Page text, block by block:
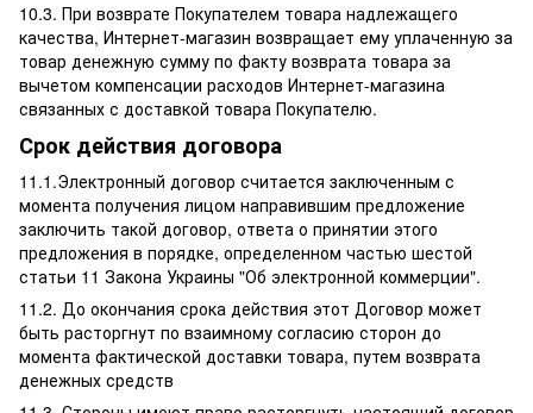
10.3. При возврате Покупателем товара надлежащего
качества, Интернет-магазин возвращает ему уплаченную за
товар денежную сумму по факту возврата товара за
вычетом компенсации расходов Интернет-магазина
связанных с доставкой товара Покупателю.
Срок действия договора
11.1.Электронный договор считается заключенным с
момента получения лицом направившим предложение
заключить такой договор, ответа о принятии этого
предложения в порядке, определенном частью шестой
статьи 11 Закона Украины "Об электронной коммерции".
11.2. До окончания срока действия этот Договор может
быть расторгнут по взаимному согласию сторон до
момента фактической доставки товара, путем возврата
денежных средств